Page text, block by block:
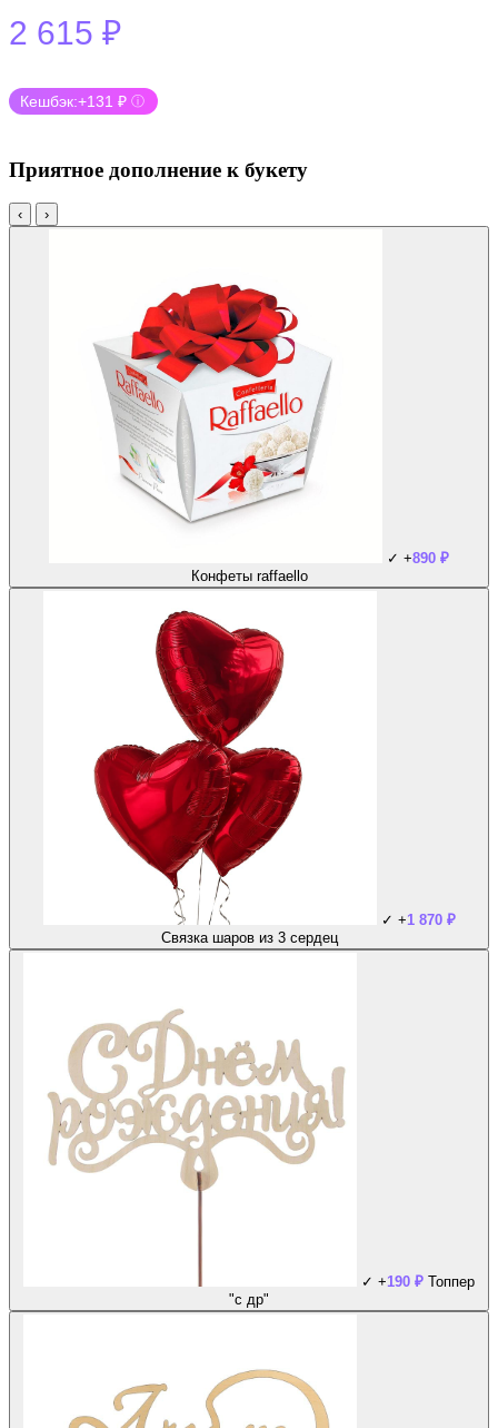
2 615 ₽
Кешбэк:+131 ₽ ⓘ
Приятное дополнение к букету
‹ ›
✓ +890 ₽
Конфеты raffaello
✓ +1 870 ₽
Связка шаров из 3 сердец
✓ +190 ₽ Топпер
"с др"